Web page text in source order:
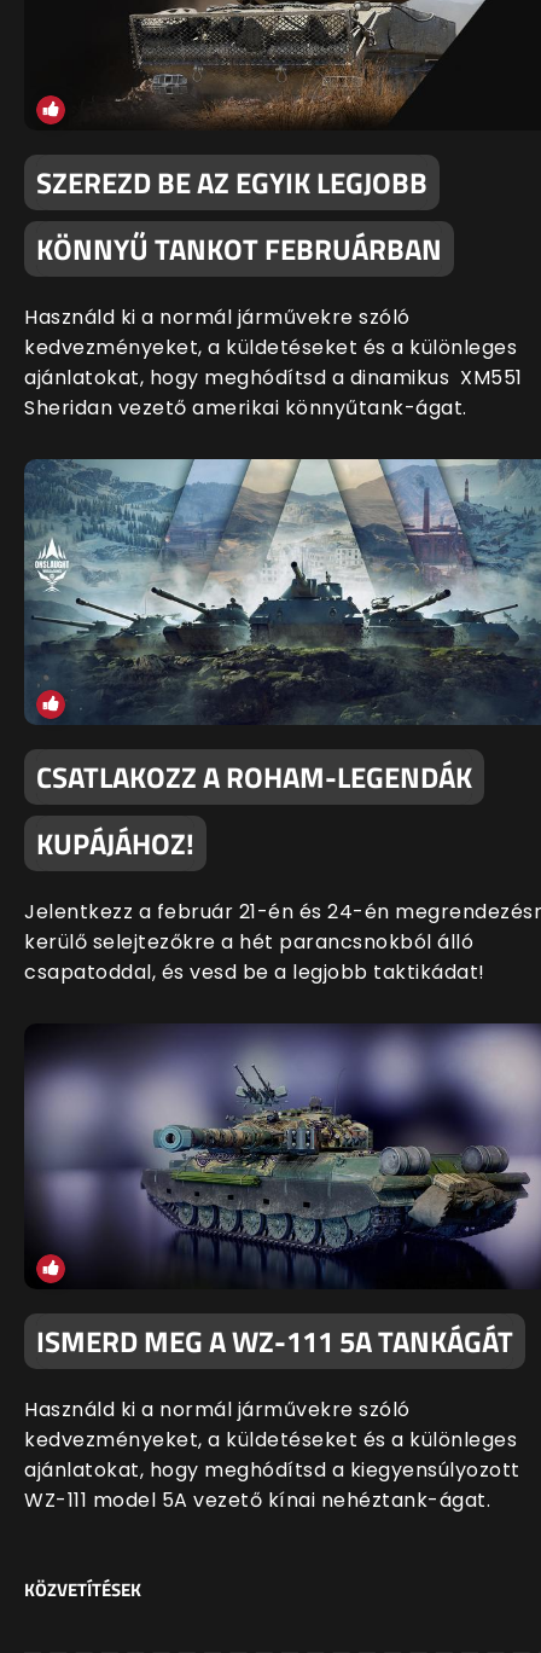
SZEREZD BE AZ EGYIK LEGJOBB
KÖNNYŰ TANKOT FEBRUÁRBAN
Használd ki a normál járművekre szóló
kedvezményeket, a küldetéseket és a különleges
ajánlatokat, hogy meghódítsd a dinamikus XM551
Sheridan vezető amerikai könnyűtank-ágat.
CSATLAKOZZ A ROHAM-LEGENDÁK
KUPÁJÁHOZ!
Jelentkezz a február 21-én és 24-én
kerülő selejtezőkre a hét parancsnokból álló
csapatoddal, és vesd be a legjobb taktikádat!
ISMERD MEG A WZ-111 5A TANKÁGÁT
Használd ki a normál járművekre szóló
kedvezményeket, a küldetéseket és a különleges
ajánlatokat, hogy meghódítsd a kiegyensúlyozott
WZ-111 model 5A vezető kínai nehéztank-ágat.
KÖZVETÍTÉSEK